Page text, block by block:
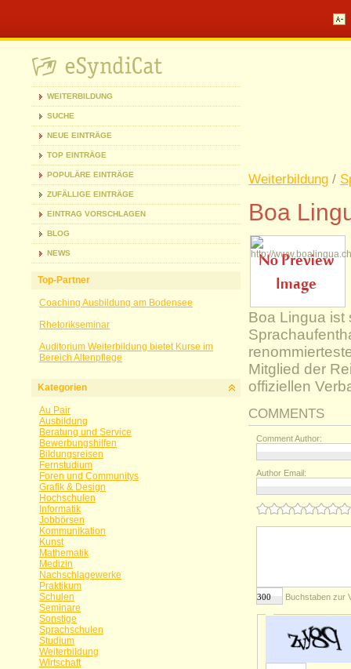
WEITERBILDUNG
SUCHE
NEUE EINTRÄGE
TOP EINTRÄGE
POPULÄRE EINTRÄGE
ZUFÄLLIGE EINTRÄGE
EINTRAG VORSCHLAGEN
BLOG
NEWS
Top-Partner
Coaching Ausbildung am Bodensee
Rhetorikseminar
Auditorium Weiterbildung bietet Kurse im
Bereich Altenpflege
Kategorien
Au Pair
Ausbildung
Beratung und Service
Bewerbungshilfen
Bildungsreisen
Fernstudium
Foren und Communitys
Grafik & Design
Hochschulen
Informatik
Jobbörsen
Kommunikation
Kunst
Mathematik
Medizin
Nachschlagewerke
Praktikum
Schulen
Seminare
Sonstige
Sprachschulen
Studium
Weiterbildung
Wirtschaft
Weiterbildung /
Boa
Boa Lingua ist
Mitglied der
offiziellen
COMMENTS
Comment Author:
Author Email:
Buchstaben zur